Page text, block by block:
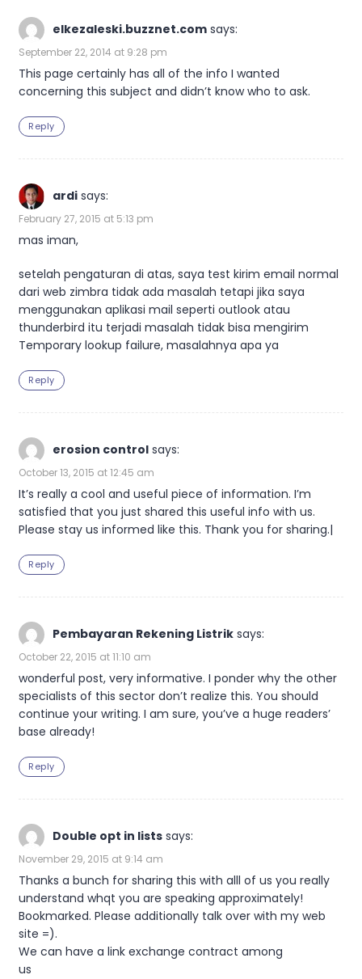
elkezaleski.buzznet.com says:
September 22, 2014 at 9:28 pm
This page certainly has all of the info I wanted
concerning this subject and didn’t know who to ask.
Reply
ardi says:
February 27, 2015 at 5:13 pm
mas iman,
setelah pengaturan di atas, saya test kirim email normal
dari web zimbra tidak ada masalah tetapi jika saya
menggunakan aplikasi mail seperti outlook atau
thunderbird itu terjadi masalah tidak bisa mengirim
Temporary lookup failure, masalahnya apa ya
Reply
erosion control says:
October 13, 2015 at 12:45 am
It’s really a cool and useful piece of information. I’m
satisfied that you just shared this useful info with us.
Please stay us informed like this. Thank you for sharing.|
Reply
Pembayaran Rekening Listrik says:
October 22, 2015 at 11:10 am
wonderful post, very informative. I ponder why the other
specialists of this sector don’t realize this. You should
continue your writing. I am sure, you’ve a huge readers’
base already!
Reply
Double opt in lists says:
November 29, 2015 at 9:14 am
Thanks a bunch for sharing this with alll of us you really
understand whqt you are speaking approximately!
Bookmarked. Please additionally talk over with my web
site =).
We can have a link exchange contract among
us